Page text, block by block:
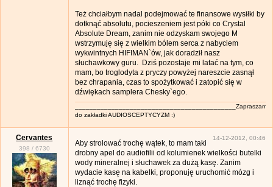
Też chciałbym nadal podejmować te finansowe wysiłki by
dotknąć absolutu, pocieszeniem jest póki co Crystal
Absolute Dream, zanim nie odzyskam swojego M
wstrzymuję się z wielkim bólem serca z nabyciem
wykwintnych HIFIMAN`ów, jak doradził nasz
słuchawkowy guru. Dziś pozostaje mi latać na tym, co
mam, bo troglodyta z pryczy powyżej nareszcie zasnął
bez chrapania, czas to spożytkować i zatopić się w
dźwiękach samplera Chesky`ego.
____________________________________________Zapraszam
do zakładki AUDIOSCEPTYCYZM :)
Cervantes
398 / 6730
14-12-2012, 00:46
Aby strolować trochę wątek, to mam taki
drobny apel do audiofilii od kolumienek wielkości butelki
wody mineralnej i słuchawek za dużą kasę. Zanim
wydacie kasę na kabelki, proponuję uruchomić mózg i
liznąć trochę fizyki.